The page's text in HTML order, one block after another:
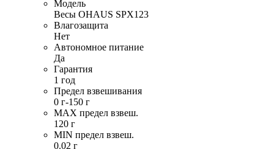
Модель
Весы OHAUS SPX123
Влагозащита
Нет
Автономное питание
Да
Гарантия
1 год
Предел взвешивания
0 г-150 г
MAX предел взвеш.
120 г
MIN предел взвеш.
0.02 г